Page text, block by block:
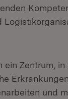
Zentrum,
und